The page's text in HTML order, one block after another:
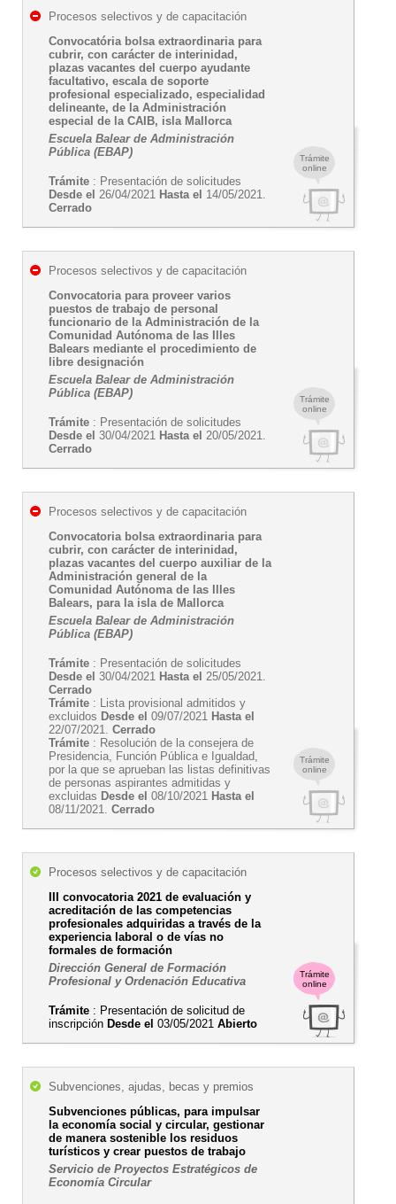
Trámite
online
Procesos selectivos y de capacitación
Convocatória bolsa extraordinaria para
cubrir, con carácter de interinidad,
plazas vacantes del cuerpo ayudante
facultativo, escala de soporte
profesional especializado, especialidad
delineante, de la Administración
especial de la CAIB, isla Mallorca
Escuela Balear de Administración
Pública (EBAP)
Trámite : Presentación de solicitudes
Desde el 26/04/2021 Hasta el 14/05/2021.
Cerrado
Trámite
online
Procesos selectivos y de capacitación
Convocatoria para proveer varios
puestos de trabajo de personal
funcionario de la Administración de la
Comunidad Autónoma de las Illes
Balears mediante el procedimiento de
libre designación
Escuela Balear de Administración
Pública (EBAP)
Trámite : Presentación de solicitudes
Desde el 30/04/2021 Hasta el 20/05/2021.
Cerrado
Trámite
online
Procesos selectivos y de capacitación
Convocatoria bolsa extraordinaria para
cubrir, con carácter de interinidad,
plazas vacantes del cuerpo auxiliar de la
Administración general de la
Comunidad Autónoma de las Illes
Balears, para la isla de Mallorca
Escuela Balear de Administración
Pública (EBAP)
Trámite : Presentación de solicitudes
Desde el 30/04/2021 Hasta el 25/05/2021.
Cerrado
Trámite : Lista provisional admitidos y
excluidos Desde el 09/07/2021 Hasta el
22/07/2021. Cerrado
Trámite : Resolución de la consejera de
Presidencia, Función Pública e Igualdad,
por la que se aprueban las listas definitivas
de personas aspirantes admitidas y
excluidas Desde el 08/10/2021 Hasta el
08/11/2021. Cerrado
Trámite
online
Procesos selectivos y de capacitación
III convocatoria 2021 de evaluación y
acreditación de las competencias
profesionales adquiridas a través de la
experiencia laboral o de vías no
formales de formación
Dirección General de Formación
Profesional y Ordenación Educativa
Trámite : Presentación de solicitud de
inscripción Desde el 03/05/2021 Abierto
Subvenciones, ajudas, becas y premios
Subvenciones públicas, para impulsar
la economía social y circular, gestionar
de manera sostenible los residuos
turísticos y crear puestos de trabajo
Servicio de Proyectos Estratégicos de
Economía Circular